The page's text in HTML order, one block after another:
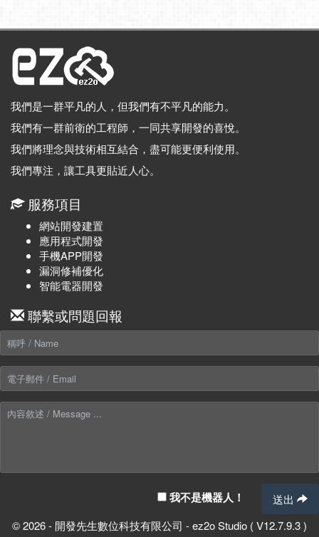
我們是一群平凡的人，但我們有不平凡的能力。
我們有一群前衛的工程師，一同共享開發的喜悅。
我們將理念與技術相互結合，盡可能更便利使用。
我們專注，讓工具更貼近人心。
服務項目
網站開發建置
應用程式開發
手機APP開發
漏洞修補優化
智能電器開發
聯繫或問題回報
我不是機器人！
送出
© 2026 - 開發先生數位科技有限公司 - ez2o Studio ( V12.7.9.3 )